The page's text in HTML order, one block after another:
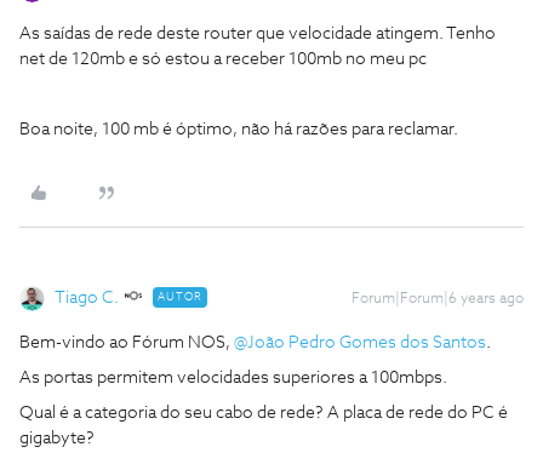
As saídas de rede deste router que velocidade atingem. Tenho
net de 120mb e só estou a receber 100mb no meu pc
Boa noite, 100 mb é óptimo, não há razões para reclamar.
Tiago C. AUTOR Forum|Forum|6 years ago
Bem-vindo ao Fórum NOS, @João Pedro Gomes dos Santos.
As portas permitem velocidades superiores a 100mbps.
Qual é a categoria do seu cabo de rede? A placa de rede do PC é
gigabyte?